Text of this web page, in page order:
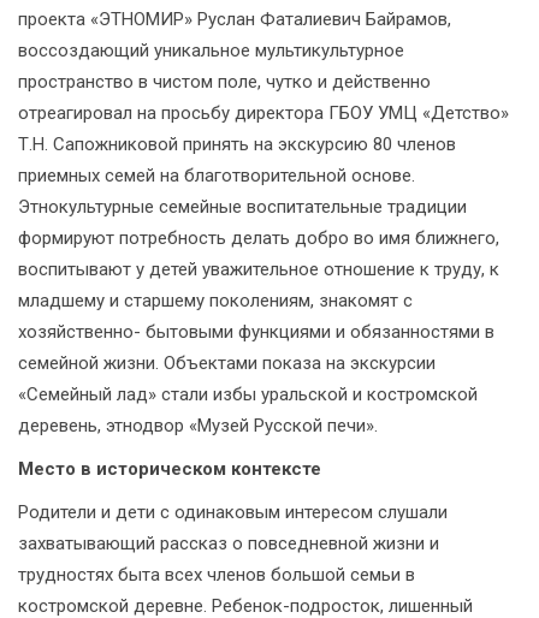
проекта «ЭТНОМИР» Руслан Фаталиевич Байрамов,
воссоздающий уникальное мультикультурное
пространство в чистом поле, чутко и действенно
отреагировал на просьбу директора ГБОУ УМЦ «Детство»
Т.Н. Сапожниковой принять на экскурсию 80 членов
приемных семей на благотворительной основе.
Этнокультурные семейные воспитательные традиции
формируют потребность делать добро во имя ближнего,
воспитывают у детей уважительное отношение к труду, к
младшему и старшему поколениям, знакомят с
хозяйственно- бытовыми функциями и обязанностями в
семейной жизни. Объектами показа на экскурсии
«Семейный лад» стали избы уральской и костромской
деревень, этнодвор «Музей Русской печи».
Место в историческом контексте
Родители и дети с одинаковым интересом слушали
захватывающий рассказ о повседневной жизни и
трудностях быта всех членов большой семьи в
костромской деревне. Ребенок-подросток, лишенный